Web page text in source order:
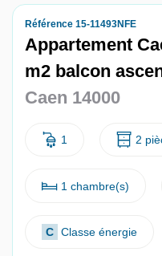
Référence 15-11493NFE
Appartement
m2 balcon
Caen 14000
1 2
1 chambre(s)
C Classe énergie